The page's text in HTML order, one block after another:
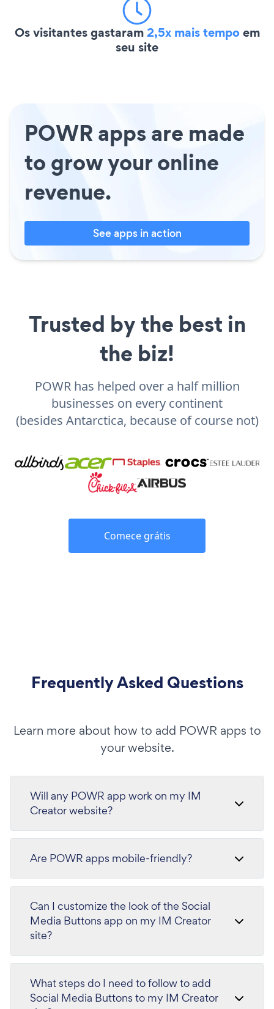
Os visitantes gastaram2,5x mais tempoem
seu site
POWR apps are made
to grow your online
revenue.
See apps in action
Trusted by the best in
the biz!
POWR has helped over a half million
businesses on every continent
(besides Antarctica, because of course not)
Comece grátis
Frequently Asked Questions
Learn more about how to add POWR apps to
your website.
Will any POWR app work on my IM
Creator website?
Are POWR apps mobile-friendly?
Can I customize the look of the Social
Media Buttons app on my IM Creator
site?
What steps do I need to follow to add
Social Media Buttons to my IM Creator